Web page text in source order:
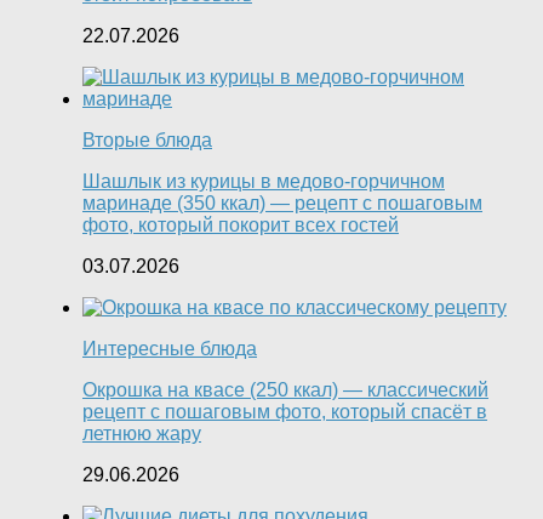
22.07.2026
Вторые блюда
Шашлык из курицы в медово-горчичном
маринаде (350 ккал) — рецепт с пошаговым
фото, который покорит всех гостей
03.07.2026
Интересные блюда
Окрошка на квасе (250 ккал) — классический
рецепт с пошаговым фото, который спасёт в
летнюю жару
29.06.2026